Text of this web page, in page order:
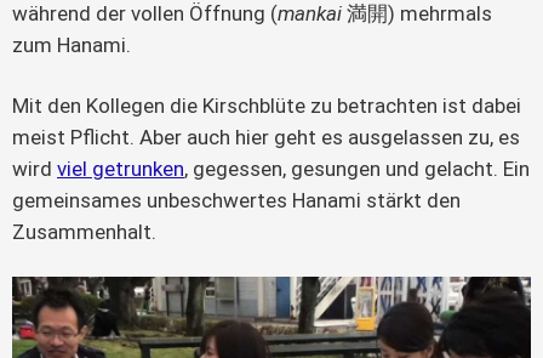
während der vollen Öffnung (mankai 満開) mehrmals
zum Hanami.
Mit den Kollegen die Kirschblüte zu betrachten ist dabei
meist Pflicht. Aber auch hier geht es ausgelassen zu, es
wird viel getrunken, gegessen, gesungen und gelacht. Ein
gemeinsames unbeschwertes Hanami stärkt den
Zusammenhalt.